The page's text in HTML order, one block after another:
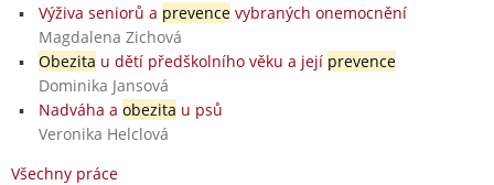
Výživa seniorů a prevencevybraných onemocnění
Magdalena Zichová
Obezita u dětí předškolního věku a její prevence
Dominika Jansová
Nadváha a obezita u psů
Veronika Helclová
Všechny práce